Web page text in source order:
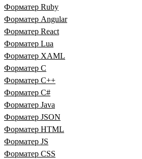
Форматер Ruby
Форматер Angular
Форматер React
Форматер Lua
Форматер XAML
Форматер C
Форматер C++
Форматер C#
Форматер Java
Форматер JSON
Форматер HTML
Форматер JS
Форматер CSS